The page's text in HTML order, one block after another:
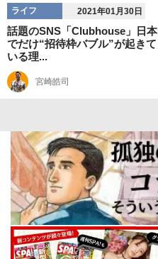
ライフ 2021年01月30日
話題のSNS「Clubhouse」日本
でだけ“招待枠バブル”が起きて
いる理...
宮崎皓司